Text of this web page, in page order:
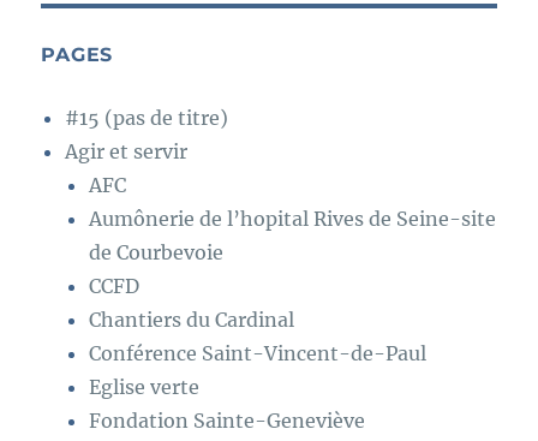
PAGES
#15 (pas de titre)
Agir et servir
AFC
Aumônerie de l’hopital Rives de Seine-site
de Courbevoie
CCFD
Chantiers du Cardinal
Conférence Saint-Vincent-de-Paul
Eglise verte
Fondation Sainte-Geneviève